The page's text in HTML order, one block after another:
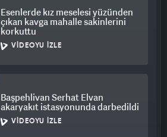
Esenlerde kız meselesi yüzünden
çıkan kavga mahalle sakinlerini
korkuttu
VIDEOYU İZLE
Başpehlivan Serhat Elvan
akaryakıt istasyonunda darbedildi
VIDEOYU İZLE